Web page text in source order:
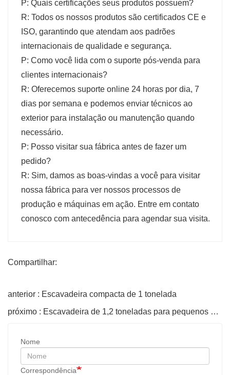
P: Quais certificações seus produtos possuem?
R: Todos os nossos produtos são certificados CE e
ISO, garantindo que atendam aos padrões
internacionais de qualidade e segurança.
P: Como você lida com o suporte pós-venda para
clientes internacionais?
R: Oferecemos suporte online 24 horas por dia, 7
dias por semana e podemos enviar técnicos ao
exterior para instalação ou manutenção quando
necessário.
P: Posso visitar sua fábrica antes de fazer um
pedido?
R: Sim, damos as boas-vindas a você para visitar
nossa fábrica para ver nossos processos de
produção e máquinas em ação. Entre em contato
conosco com antecedência para agendar sua visita.
Compartilhar:
anterior : Escavadeira compacta de 1 tonelada
próximo : Escavadeira de 1,2 toneladas para pequenos projetos
Nome
Correspondência